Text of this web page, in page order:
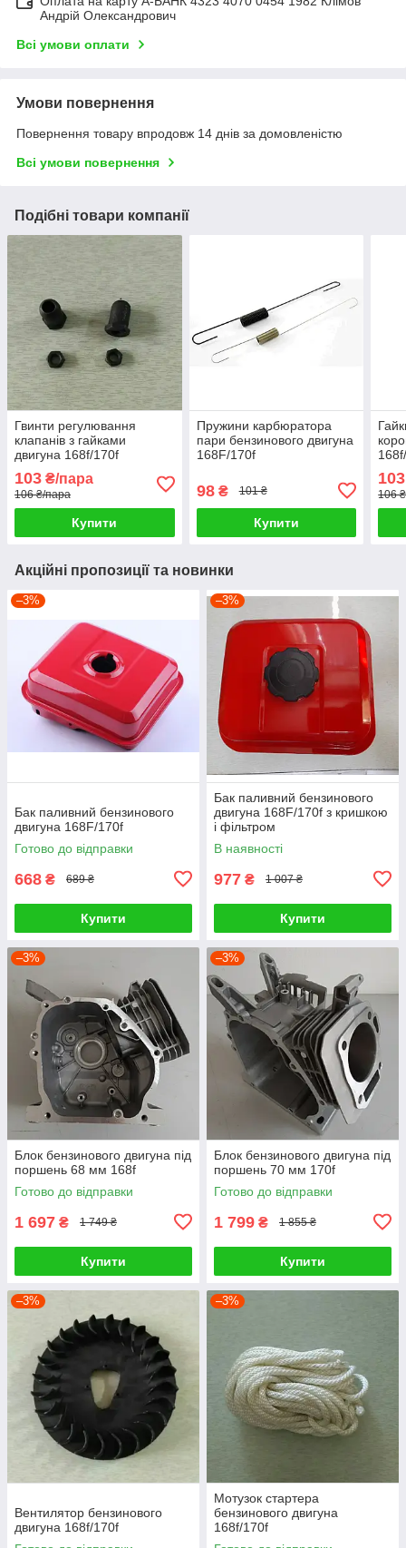
Андрій Олександрович
Всі умови оплати
Умови повернення
Повернення товару впродовж 14 днів за домовленістю
Всі умови повернення
Подібні товари компанії
Гвинти регулювання
клапанів з гайками
двигуна 168f/170f
103 ₴/пара
106 ₴/пара
Купити
Пружини карбюратора
пари бензинового двигуна
168F/170f
98₴ 101 ₴
Купити
103
106
Акційні пропозиції та новинки
–3%
Бак паливний бензинового
двигуна 168F/170f
Готово до відправки
668 ₴ 689 ₴
Купити
–3%
Бак паливний бензинового
двигуна 168F/170f з кришкою
і фільтром
В наявності
977 ₴ 1 007 ₴
Купити
–3%
Блок бензинового двигуна під
поршень 68 мм 168f
Готово до відправки
1 697 ₴ 1 749 ₴
Купити
–3%
Блок бензинового двигуна під
поршень 70 мм 170f
Готово до відправки
1 799 ₴ 1 855 ₴
Купити
–3%
Вентилятор бензинового
двигуна 168f/170f
–3%
Мотузок стартера
бензинового двигуна
168f/170f